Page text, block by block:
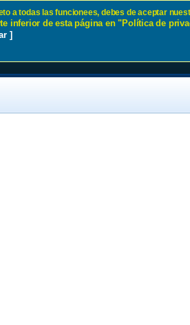
a todas las funcionees, debes de aceptar
inferior de esta página en "Política de
]